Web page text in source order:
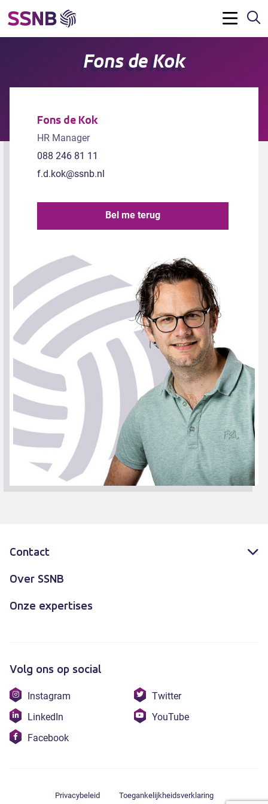
Fons de Kok
Fons de Kok
HR Manager
088 246 81 11
f.d.kok@ssnb.nl
Bel me terug
Contact
Over SSNB
Onze expertises
Volg ons op social
Bezoek
onze
instagram
Instagram
Bezoek
onze
Twitter
Bezoek
onze
LinkedIn
Bezoek
YouTube
Bezoek
Facebook
Privacybeleid Toegankelijkheidsverklaring